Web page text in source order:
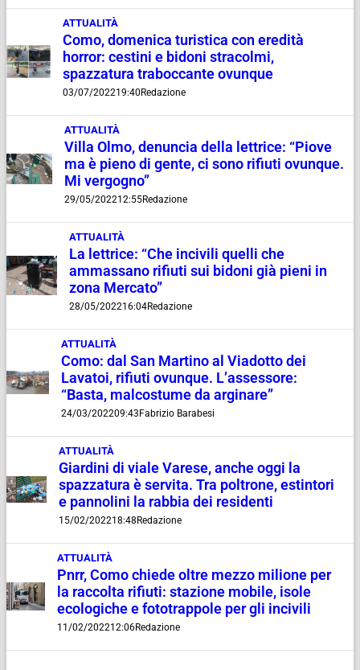
ATTUALITÀ
Como, domenica turistica con eredità
horror: cestini e bidoni stracolmi,
spazzatura traboccante ovunque
03/07/202219:40Redazione
ATTUALITÀ
Villa Olmo, denuncia della lettrice: “Piove
ma è pieno di gente, ci sono rifiuti ovunque.
Mi vergogno”
29/05/202212:55Redazione
ATTUALITÀ
La lettrice: “Che incivili quelli che
ammassano rifiuti sui bidoni già pieni in
zona Mercato”
28/05/202216:04Redazione
ATTUALITÀ
Como: dal San Martino al Viadotto dei
Lavatoi, rifiuti ovunque. L’assessore:
“Basta, malcostume da arginare”
24/03/202209:43Fabrizio Barabesi
ATTUALITÀ
Giardini di viale Varese, anche oggi la
spazzatura è servita. Tra poltrone, estintori
e pannolini la rabbia dei residenti
15/02/202218:48Redazione
ATTUALITÀ
Pnrr, Como chiede oltre mezzo milione per
la raccolta rifiuti: stazione mobile, isole
ecologiche e fototrappole per gli incivili
11/02/202212:06Redazione